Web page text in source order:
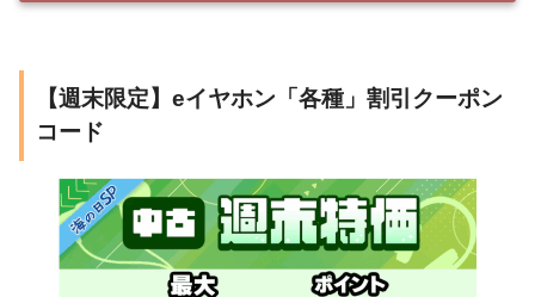
【週末限定】eイヤホン「各種」割引クーポン
コード